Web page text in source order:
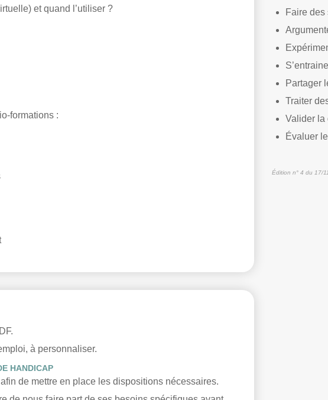
et quand l’utiliser ?
formations :
à personnaliser.
HANDICAP
de mettre en place les dispositions nécessaires.
Faire
Partager
Traiter
Valider la
Évaluer
Édition n° 4 du 17/